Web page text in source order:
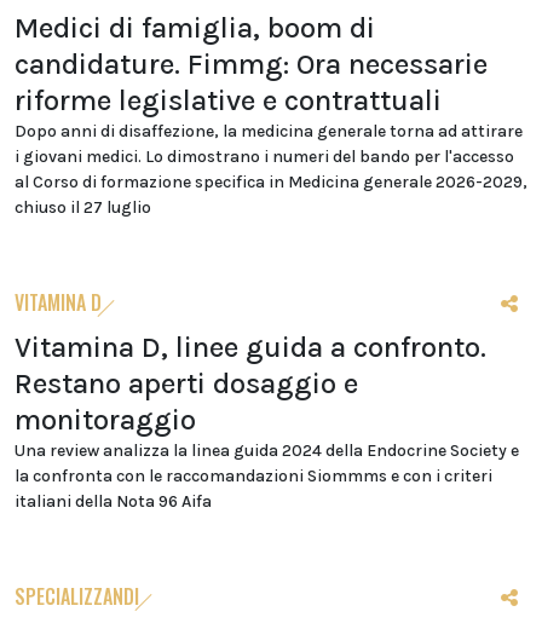
Medici di famiglia, boom di
candidature. Fimmg: Ora necessarie
riforme legislative e contrattuali
Dopo anni di disaffezione, la medicina generale torna ad attirare
i giovani medici. Lo dimostrano i numeri del bando per l'accesso
al Corso di formazione specifica in Medicina generale 2026-2029,
chiuso il 27 luglio
VITAMINA D
Vitamina D, linee guida a confronto.
Restano aperti dosaggio e
monitoraggio
Una review analizza la linea guida 2024 della Endocrine Society e
la confronta con le raccomandazioni Siommms e con i criteri
italiani della Nota 96 Aifa
SPECIALIZZANDI